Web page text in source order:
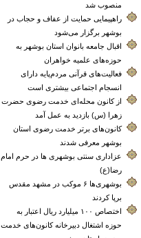
منصوب شد
راهپیمایی حمایت از عفاف و حجاب در
بوشهر برگزار می‌شود
اقبال جامعه بانوان استان بوشهر به
حوزه‌های علمیه خواهران
فعالیت‌های قرآنی مردم‌پایه دارای
انسجام اجتماعی بیشتری است
از کانون محله‌ای خدمت رضوی حضرت
زهرا (س) بازدید به عمل آمد
کانون‌های برتر خدمت رضوی استان
بوشهر معرفی شدند
عزاداری سنتی بوشهری ها در حرم امام
رضا(ع)
بوشهری‌ها ۶ موکب در مشهد مقدس
برپا کردند
اختصاص ۱۰۰ میلیارد ریال اعتبار به
حوزه اشتغال دبیرخانه کانون‌های خدمت